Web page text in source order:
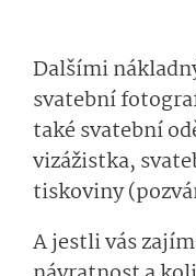
Dalšími
svatební
také svatební
vizážistka,
tiskoviny
A jestli vás